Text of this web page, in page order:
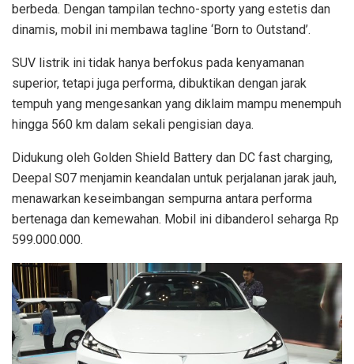
berbeda. Dengan tampilan techno-sporty yang estetis dan
dinamis, mobil ini membawa tagline ‘Born to Outstand’.
SUV listrik ini tidak hanya berfokus pada kenyamanan
superior, tetapi juga performa, dibuktikan dengan jarak
tempuh yang mengesankan yang diklaim mampu menempuh
hingga 560 km dalam sekali pengisian daya.
Didukung oleh Golden Shield Battery dan DC fast charging,
Deepal S07 menjamin keandalan untuk perjalanan jarak jauh,
menawarkan keseimbangan sempurna antara performa
bertenaga dan kemewahan. Mobil ini dibanderol seharga Rp
599.000.000.